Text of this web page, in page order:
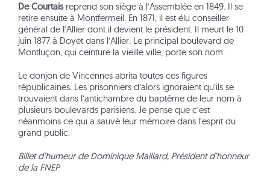
De Courtaisreprend son siège à l’Assemblée en 1849. Il se
retire ensuite à Montfermeil. En 1871, il est élu conseiller
général de l’Allier dont il devient le président. Il meurt le 10
juin 1877 à Doyet dans l’Allier. Le principal boulevard de
Montluçon, qui ceinture la vieille ville, porte son nom.
Le donjon de Vincennes abrita toutes ces figures
républicaines. Les prisonniers d’alors ignoraient qu’ils se
trouvaient dans l’antichambre du baptême de leur nom à
plusieurs boulevards parisiens. Je pense que c’est
néanmoins ce qui a sauvé leur mémoire dans l’esprit du
grand public.
Billet d’humeur de Dominique Maillard, Président d’honneur
de la FNEP